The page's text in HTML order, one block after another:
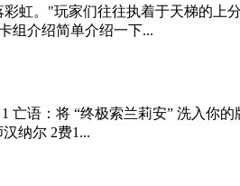
虹。"玩家们往往执着于天梯的
组介绍简单介绍一下...
亡语：将 “终极索兰莉安” 洗入
纳尔 2费1...